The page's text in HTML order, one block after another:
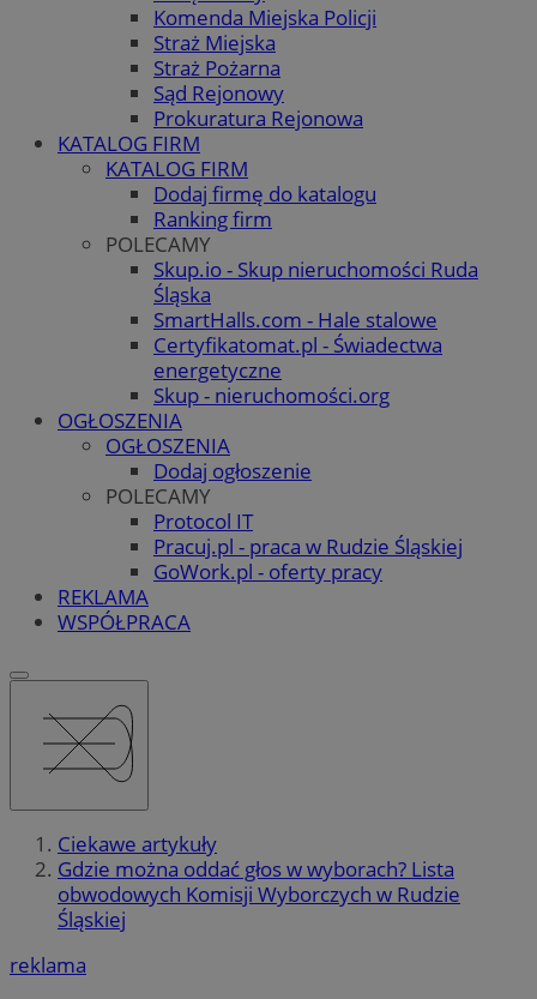
Komenda Miejska Policji
Straż Miejska
Straż Pożarna
Sąd Rejonowy
Prokuratura Rejonowa
KATALOG FIRM
KATALOG FIRM
Dodaj firmę do katalogu
Ranking firm
POLECAMY
Skup.io - Skup nieruchomości Ruda
Śląska
SmartHalls.com - Hale stalowe
Certyfikatomat.pl - Świadectwa
energetyczne
Skup - nieruchomości.org
OGŁOSZENIA
OGŁOSZENIA
Dodaj ogłoszenie
POLECAMY
Protocol IT
Pracuj.pl - praca w Rudzie Śląskiej
GoWork.pl - oferty pracy
REKLAMA
WSPÓŁPRACA
Ciekawe artykuły
Gdzie można oddać głos w wyborach? Lista
obwodowych Komisji Wyborczych w Rudzie
Śląskiej
reklama